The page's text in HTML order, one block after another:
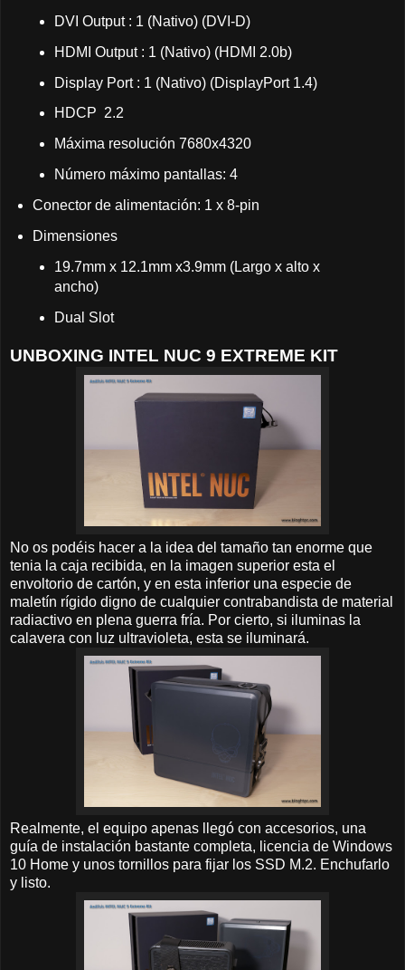
DVI Output : 1 (Nativo) (DVI-D)
HDMI Output : 1 (Nativo) (HDMI 2.0b)
Display Port : 1 (Nativo) (DisplayPort 1.4)
HDCP 2.2
Máxima resolución 7680x4320
Número máximo pantallas: 4
Conector de alimentación: 1 x 8-pin
Dimensiones
19.7mm x 12.1mm x3.9mm (Largo x alto x
ancho)
Dual Slot
UNBOXING INTEL NUC 9 EXTREME KIT
No os podéis hacer a la idea del tamaño tan enorme que
tenia la caja recibida, en la imagen superior esta el
envoltorio de cartón, y en esta inferior una especie de
maletín rígido digno de cualquier contrabandista de material
radiactivo en plena guerra fría. Por cierto, si iluminas la
calavera con luz ultravioleta, esta se iluminará.
Realmente, el equipo apenas llegó con accesorios, una
guía de instalación bastante completa, licencia de Windows
10 Home y unos tornillos para fijar los SSD M.2. Enchufarlo
y listo.